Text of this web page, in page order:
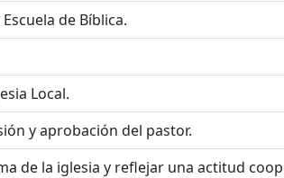
de Bíblica.
Local.
y aprobación del pastor.
de la iglesia y reflejar una actitud